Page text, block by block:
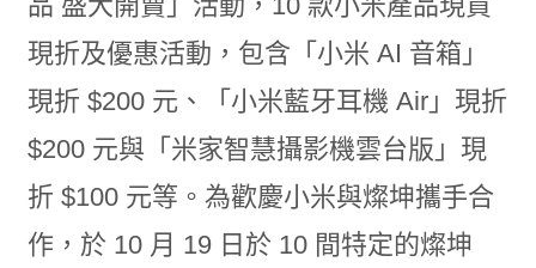
現折及優惠活動，包含「小米 AI 音箱」
現折 $200 元、「小米藍牙耳機 Air」現折
$200 元與「米家智慧攝影機雲台版」現
折 $100 元等。為歡慶小米與燦坤攜手合
作，於 10 月 19 日於 10 間特定的燦坤